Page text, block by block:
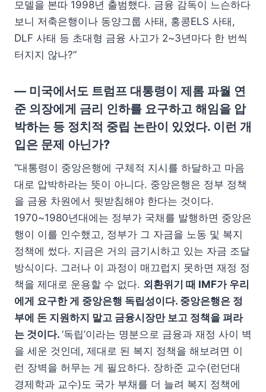
모델을 본따 1998년 출범했다. 금융 감독이 느슨하다
보니 저축은행이나 동양그룹 사태, 홍콩ELS 사태,
DLF 사태 등 초대형 금융 사고가 2~3년마다 한 번씩
터지지 않나?”
— 미국에서도 트럼프 대통령이 제롬 파월 연
준 의장에게 금리 인하를 요구하고 해임을 압
박하는 등 정치적 중립 논란이 있었다. 이런 개
입은 문제 아닌가?
“대통령이 중앙은행에 구체적 지시를 하달하고 마음
대로 압박하라는 뜻이 아니다. 중앙은행은 정부 정책
을 금융 차원에서 뒷받침해야 한다는 것이다.
1970~1980년대에는 정부가 국채를 발행하면 중앙은
행이 이를 인수했고, 정부가 그 자금을 노동 및 복지
정책에 썼다. 지금은 거의 금기시하고 있는 자금 조달
방식이다. 그러나 이 과정이 매끄럽지 못하면 재정 정
책을 제대로 운용할 수 없다. 외환위기 때 IMF가 우리
에게 요구한 게 중앙은행 독립성이다. 중앙은행은 정
부에 돈 지원하지 말고 금융시장만 보고 정책을 펴라
는 것이다. ‘독립’이라는 명분으로 금융과 재정 사이 벽
을 세운 것인데, 제대로 된 복지 정책을 해보려면 이
런 장벽을 허무는 게 필요하다. 장하준 교수(런던대
경제학과 교수)도 국가 부채를 더 늘려 복지 정책에